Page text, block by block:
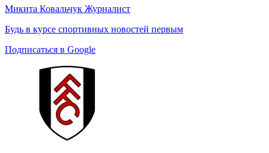
Микита Ковальчук Журналист
Будь в курсе спортивных новостей первым
Подписаться в Google